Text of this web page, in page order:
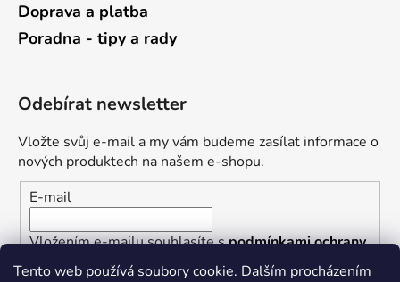
Tento web používá soubory cookie. Dalším procházením
Doprava a platba
Poradna - tipy a rady
Odebírat newsletter
Vložte svůj e-mail a my vám budeme zasílat informace o
nových produktech na našem e-shopu.
E-mail
Vložením e-mailu souhlasíte spodmínkami ochrany
osobních údajů